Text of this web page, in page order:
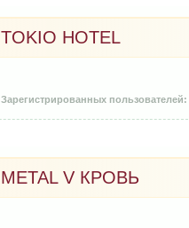
TOKIO HOTEL
METAL V КРОВЬ